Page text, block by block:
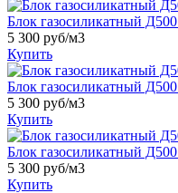
Блок газосиликатный
5 300 руб/м3
Купить
Блок газосиликатный
5 300 руб/м3
Купить
Блок газосиликатный
5 300 руб/м3
Купить